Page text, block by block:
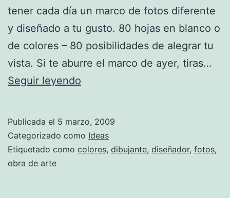
tener cada día un marco de fotos diferente
y diseñado a tu gusto. 80 hojas en blanco o
de colores – 80 posibilidades de alegrar tu
vista. Si te aburre el marco de ayer, tiras…
Seguir leyendo
fotos
a
Publicada el 5 marzo, 2009
Categorizado como Ideas
Etiquetado como colores, dibujante, diseñador, fotos,
obra de arte